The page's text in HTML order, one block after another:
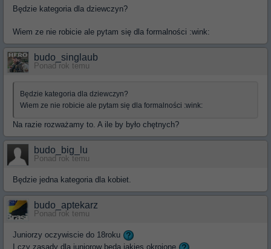
Będzie kategoria dla dziewczyn?
Wiem ze nie robicie ale pytam się dla formalności :wink:
budo_singlaub
Ponad rok temu
Będzie kategoria dla dziewczyn?
Wiem ze nie robicie ale pytam się dla formalności :wink:
Na razie rozważamy to. A ile by było chętnych?
budo_big_lu
Ponad rok temu
Będzie jedna kategoria dla kobiet.
budo_aptekarz
Ponad rok temu
Juniorzy oczywiscie do 18roku
I czy zasady dla juniorow beda jakies okrojone